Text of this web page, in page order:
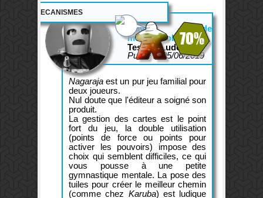
MECANISMES
70%
L'avis de
morlockbob
Testeur Ludovox.fr
Publié le 05/06/2019
Nagaraja est un pur jeu familial pour
deux joueurs.
Nul doute que l'éditeur a soigné son
produit.
La gestion des cartes est le point
fort du jeu, la double utilisation
(points de force ou points pour
activer les pouvoirs) impose des
choix qui semblent difficiles, ce qui
vous pousse à une petite
gymnastique mentale. La pose des
tuiles pour créer le meilleur chemin
(comme chez Karuba) est ludique